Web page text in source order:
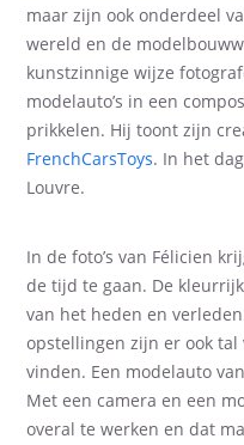
maar zijn ook onderdeel
wereld en de
kunstzinnige wijze
modelauto’s in een
prikkelen. Hij toont zijn
FrenchCarsToys. In het
Louvre.
In de foto’s van Félicien
de tijd te gaan. De
van het heden en
opstellingen zijn er ook
vinden. Een modelauto
Met een camera en een
overal te werken en dat